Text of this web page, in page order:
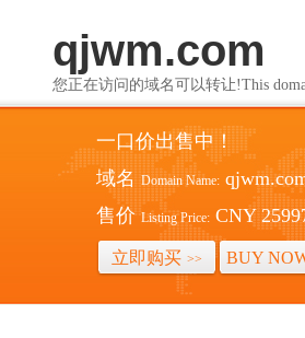
qjwm.com
您正在访问的域名可以转让!This
一口价出售中！
域名 Domain Name:
售价 Listing Price: CNY
立即购买 >> BUY